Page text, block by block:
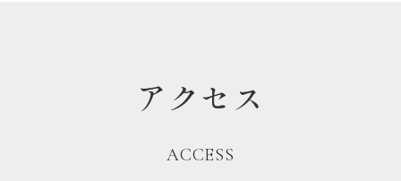
アクセス
ACCESS